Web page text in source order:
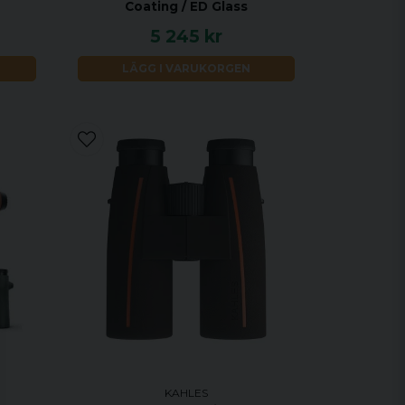
Coating / ED Glass
5 245 kr
LÄGG I VARUKORGEN
KAHLES